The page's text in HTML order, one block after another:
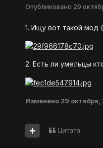
Опубликовано 29
1. Ищу вот такой мод
2. Есть ли умельцы
Изменено 29 октября,
Цитата